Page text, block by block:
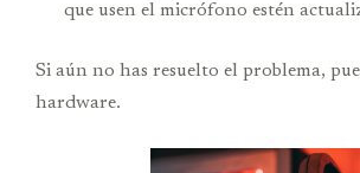
que usen el micrófono estén
Si aún no has resuelto el problema,
hardware.